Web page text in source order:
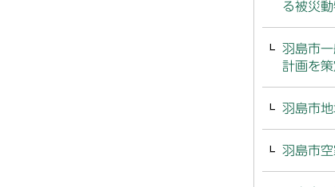
る被災
羽島市
計画を
羽島市
羽島市